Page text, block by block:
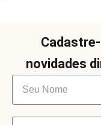
novidades